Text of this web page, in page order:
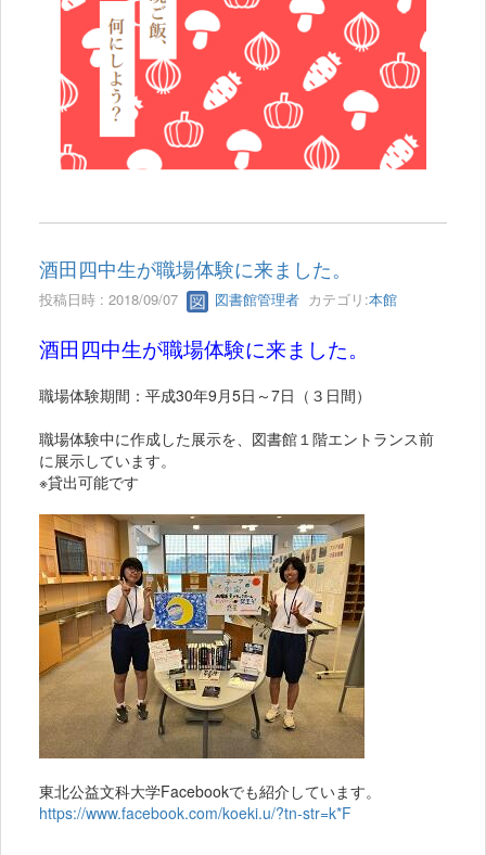
酒田四中生が職場体験に来ました。
投稿日時 : 2018/09/07 図書館管理者 カテゴリ:本館
酒田四中生が職場体験に来ました。
職場体験期間：平成30年9月5日～7日（３日間）
職場体験中に作成した展示を、図書館１階エントランス前
に展示しています。
※貸出可能です
東北公益文科大学Facebookでも紹介しています。
https://www.facebook.com/koeki.u/?tn-str=k*F